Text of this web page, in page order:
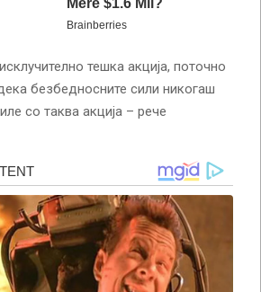
тешка акција, поточно
безбедносните сили никогаш
со таква акција – рече